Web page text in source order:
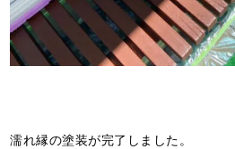
濡れ縁の塗装が完了しました。